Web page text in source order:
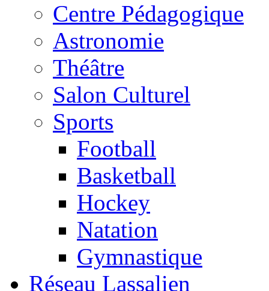
Centre Pédagogique
Astronomie
Théâtre
Salon Culturel
Sports
Football
Basketball
Hockey
Natation
Gymnastique
Réseau Lassalien